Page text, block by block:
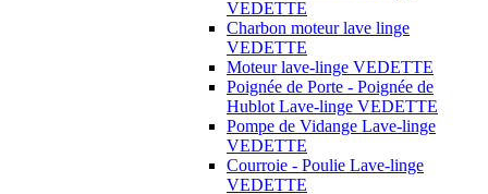
VEDETTE
Charbon moteur lave linge
VEDETTE
Moteur lave-linge VEDETTE
Poignée de Porte - Poignée de
Hublot Lave-linge VEDETTE
Pompe de Vidange Lave-linge
VEDETTE
Courroie - Poulie Lave-linge
VEDETTE